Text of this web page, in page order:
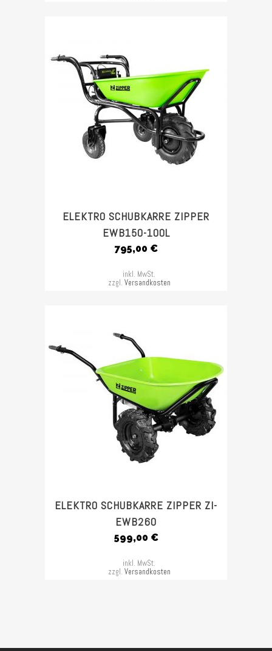
ELEKTRO SCHUBKARRE ZIPPER
EWB150-100L
795,00 €
inkl. MwSt.
zzgl. Versandkosten
ELEKTRO SCHUBKARRE ZIPPER ZI-
EWB260
599,00 €
inkl. MwSt.
zzgl. Versandkosten